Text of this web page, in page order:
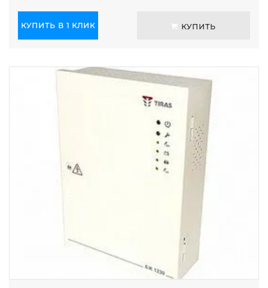
КУПИТЬ В 1 КЛИК КУПИТЬ